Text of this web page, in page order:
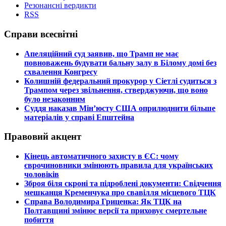
Резонансні вердикти
RSS
Справи всесвітні
​Апеляційний суд заявив, що Трамп не має
повноважень будувати бальну залу в Білому домі без
схвалення Конгресу
​Колишній федеральний прокурор у Сіетлі судиться з
Трампом через звільнення, стверджуючи, що воно
було незаконним
​Суддя наказав Мін’юсту США оприлюднити більше
матеріалів у справі Епштейна
Правовий акцент
​Кінець автоматичного захисту в ЄС: чому
єврочиновники змінюють правила для українських
чоловіків
​Зброя біля скроні та підроблені документи: Свідчення
мешканця Кременчука про свавілля місцевого ТЦК
​Справа Володимира Гриценка: Як ТЦК на
Полтавщині змінює версії та приховує смертельне
побиття